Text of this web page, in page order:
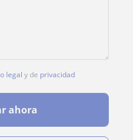
legal y de privacidad
ahora